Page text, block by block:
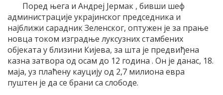
Поред њега и Андреј Јермак , бивши шеф
администрације украјинског председника и
најближи сарадник Зеленског, оптужен је за прање
новца током изградње луксузних стамбених
објеката у близини Кијева, за шта је предвиђена
казна затвора од осам до 12 година . Он је данас, 18.
маја, уз плаћену кауцију од 2,7 милиона евра
пуштен је да се брани са слободе.